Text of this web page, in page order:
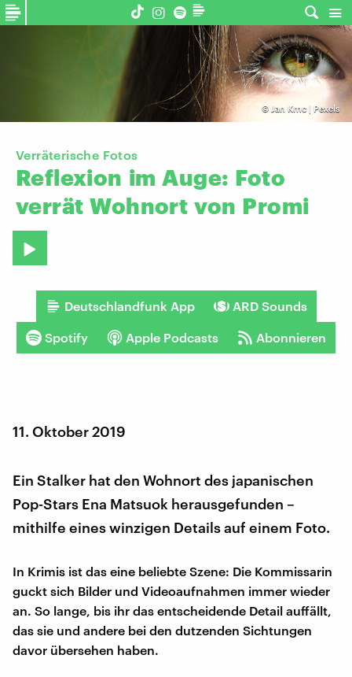
© Jan Krnc | Pexels
Verräterische Fotos
Reflexion im Auge: Foto
verrät Wohnort von Promi
Deutschlandfunk App ARD Sounds
Spotify Apple Podcasts Abonnieren
11. Oktober 2019
Ein Stalker hat den Wohnort des japanischen
Pop-Stars Ena Matsuok herausgefunden –
mithilfe eines winzigen Details auf einem Foto.
In Krimis ist das eine beliebte Szene: Die Kommissarin
guckt sich Bilder und Videoaufnahmen immer wieder
an. So lange, bis ihr das entscheidende Detail auffällt,
das sie und andere bei den dutzenden Sichtungen
davor übersehen haben.